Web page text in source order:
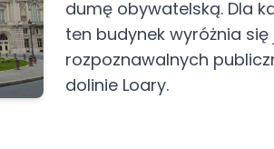
dumę obywatelską. Dla
ten budynek wyróżnia
rozpoznawalnych
dolinie Loary.